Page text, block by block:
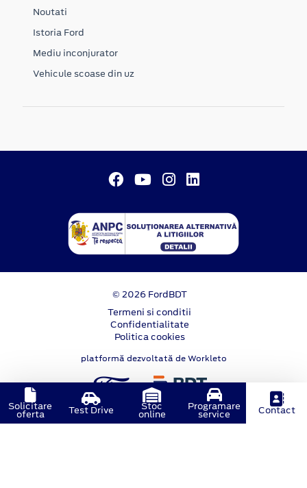
Noutati
Istoria Ford
Mediu inconjurator
Vehicule scoase din uz
© 2026 FordBDT
Termeni si conditii
Confidentialitate
Politica cookies
platformă dezvoltată de Workleto
Solicitare
oferta Test Drive Stoc
online
Programare
service Contact